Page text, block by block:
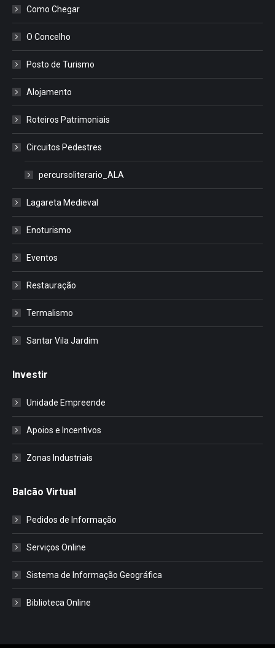
Como Chegar
O Concelho
Posto de Turismo
Alojamento
Roteiros Patrimoniais
Circuitos Pedestres
percursoliterario_ALA
Lagareta Medieval
Enoturismo
Eventos
Restauração
Termalismo
Santar Vila Jardim
Investir
Unidade Empreende
Apoios e Incentivos
Zonas Industriais
Balcão Virtual
Pedidos de Informação
Serviços Online
Sistema de Informação Geográfica
Biblioteca Online